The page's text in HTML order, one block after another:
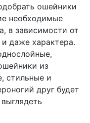
ошейники
необходимые
в зависимости от
даже характера.
из
стильные и
друг будет